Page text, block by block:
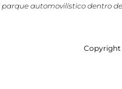
automovilístico dentro
Copyright